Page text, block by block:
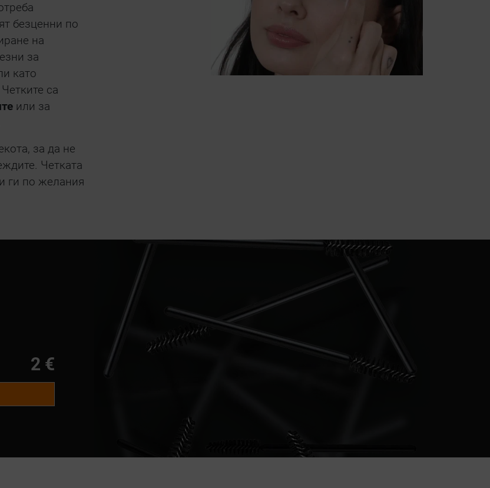
безценни по
на
за
като
са
или за
за да не
Четката
ги по желания
2 €